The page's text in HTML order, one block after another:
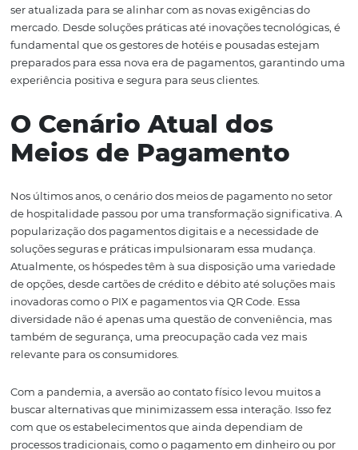
opções disponíveis e a experiência global do cliente.
e estabelecimentos de hospedagem, entender essas
expectativas é crucial para se manter competitivo e
mercado.
Ao longo deste artigo, exploraremos os meios de
que os hóspedes esperam em 2025, como o
ajudar a atender essas demandas e como a sua
mercado. Desde soluções práticas até inovações
fundamental que os gestores de hotéis e pousadas
preparados para essa nova era de pagamentos,
experiência positiva e segura para seus clientes.
O Cenário Atual dos
Meios de Pagamento
Nos últimos anos, o cenário dos meios de pagamento
de hospitalidade passou por uma transformação
popularização dos pagamentos digitais e a